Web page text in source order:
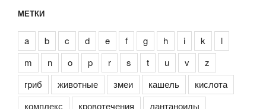
МЕТКИ
a b c d e f g h i k
l
m
n o p r s t u v
z
гриб
животные змеи кашель
кислота
комплекс
кровотечения
лантаноиды